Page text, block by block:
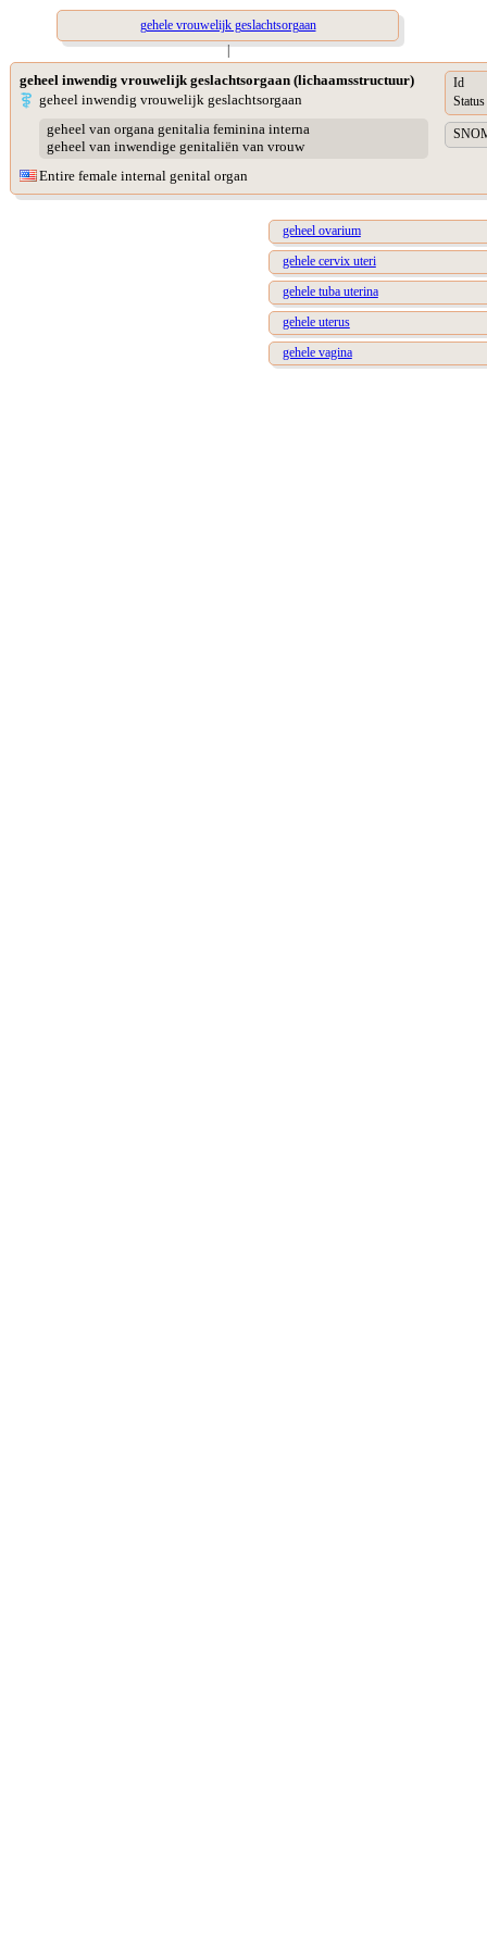
gehele vrouwelijk geslachtsorgaan
|
geheel inwendig vrouwelijk geslachtsorgaan (lichaamsstructuur)
geheel inwendig vrouwelijk geslachtsorgaan
geheel van organa genitalia feminina interna
geheel van inwendige genitaliën van vrouw
Entire female internal genital organ
Id
Status
geheel ovarium
gehele cervix uteri
gehele tuba uterina
gehele uterus
gehele vagina